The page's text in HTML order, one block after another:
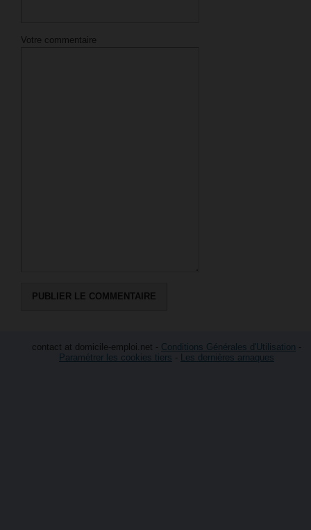
Votre commentaire
contact at domicile-emploi.net - Conditions Générales d'Utilisation -
Paramétrer les cookies tiers - Les dernières arnaques